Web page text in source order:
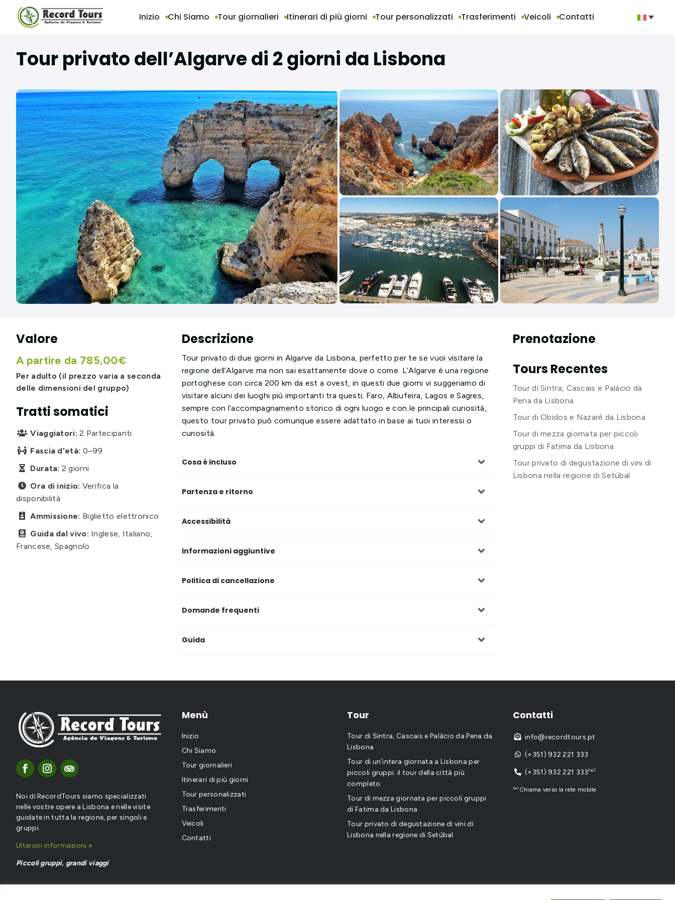
Inizio Chi Siamo Tour giornalieri Itinerari di più giorni Tour personalizzati Trasferimenti Veicoli Contatti
Tour privato dell’Algarve di 2 giorni da Lisbona
Valore
A partire da 785,00€
Per adulto (il prezzo varia a seconda
delle dimensioni del gruppo)
Tratti somatici
 Viaggiatori:2 Partecipanti
 Fascia d'età: 0–99
 Durata: 2 giorni
 Ora di inizio: Verifica la
disponibilità
 Ammissione: Biglietto elettronico
 Guida dal vivo: Inglese, Italiano,
Francese, Spagnolo
Descrizione
Tour privato di due giorni in Algarve da Lisbona, perfetto per te se vuoi visitare la
regione dell’Algarve ma non sai esattamente dove o come. L’Algarve è una regione
portoghese con circa 200 km da est a ovest, in questi due giorni vi suggeriamo di
visitare alcuni dei luoghi più importanti tra questi; Faro, Albufeira, Lagos e Sagres,
sempre con l’accompagnamento storico di ogni luogo e con le principali curiosità,
questo tour privato può comunque essere adattato in base ai tuoi interessi o
curiosità.
Cosa è incluso
Partenza e ritorno
Accessibilità
Informazioni aggiuntive
Politica di cancellazione
Domande frequenti
Guida
Prenotazione
Tours Recentes
Tour di Sintra, Cascais e Palácio da
Pena da Lisbona
Tour di Obidos e Nazaré da Lisbona
Tour di mezza giornata per piccoli
gruppi di Fatima da Lisbona
Tour privato di degustazione di vini di
Lisbona nella regione di Setúbal
Noi di RecordTours siamo specializzati
nelle vostre opere a Lisbona e nelle visite
guidate in tutta la regione, per singoli e
gruppi.
Ulteriori informazioni »
Piccoli gruppi, grandi viaggi
Menù
Inizio
Chi Siamo
Tour giornalieri
Itinerari di più giorni
Tour personalizzati
Trasferimenti
Veicoli
Contatti
Tour
Tour di Sintra, Cascais e Palácio da Pena da
Lisbona
Tour di un’intera giornata a Lisbona per
piccoli gruppi: il tour della città più
completo
Tour di mezza giornata per piccoli gruppi
di Fatima da Lisbona
Tour privato di degustazione di vini di
Lisbona nella regione di Setúbal
Contatti
 info@recordtours.pt
 (+351) 932 221 333
 (+351) 932 221 333⁽*⁾
⁽*⁾Chiama verso la rete mobile